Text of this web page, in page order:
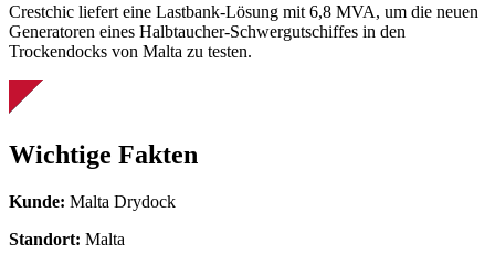
Crestchic liefert eine Lastbank-Lösung mit 6,8 MVA, um die neuen
Generatoren eines Halbtaucher-Schwergutschiffes in den
Trockendocks von Malta zu testen.
Wichtige Fakten
Kunde: Malta Drydock
Standort: Malta